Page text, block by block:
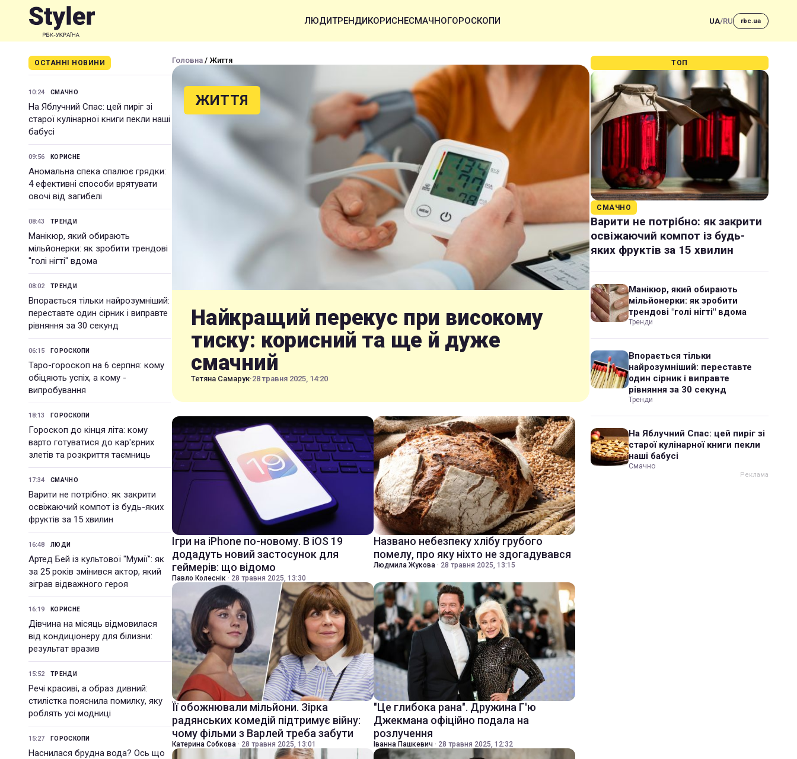
ЛЮДИТРЕНДИКОРИСНЕСМАЧНОГОРОСКОПИ UA/RU rbc.ua
ОСТАННІ НОВИНИ
10:24 СМАЧНО
На Яблучний Спас: цей пиріг зі
старої кулінарної книги пекли наші
бабусі
09:56 КОРИСНЕ
Аномальна спека спалює грядки:
4 ефективні способи врятувати
овочі від загибелі
08:43 ТРЕНДИ
Манікюр, який обирають
мільйонерки: як зробити трендові
"голі нігті" вдома
08:02 ТРЕНДИ
Впорається тільки найрозумніший:
переставте один сірник і виправте
рівняння за 30 секунд
06:15 ГОРОСКОПИ
Таро-гороскоп на 6 серпня: кому
обіцяють успіх, а кому -
випробування
18:13 ГОРОСКОПИ
Гороскоп до кінця літа: кому
варто готуватися до кар'єрних
злетів та розкриття таємниць
17:34 СМАЧНО
Варити не потрібно: як закрити
освіжаючий компот із будь-яких
фруктів за 15 хвилин
16:48 ЛЮДИ
Артед Бей із культової "Мумії": як
за 25 років змінився актор, який
зіграв відважного героя
16:19 КОРИСНЕ
Дівчина на місяць відмовилася
від кондиціонеру для білизни:
результат вразив
15:52 ТРЕНДИ
Речі красиві, а образ дивний:
стилістка пояснила помилку, яку
роблять усі модниці
15:27 ГОРОСКОПИ
Наснилася брудна вода? Ось що
Головна / Життя
ЖИТТЯ
Найкращий перекус при високому
тиску: корисний та ще й дуже
смачний
Тетяна Самарук·28 травня 2025, 14:20
Ігри на iPhone по-новому. В iOS 19
додадуть новий застосунок для
геймерів: що відомо
Павло Колеснік · 28 травня 2025, 13:30
Названо небезпеку хлібу грубого
помелу, про яку ніхто не здогадувався
Людмила Жукова · 28 травня 2025, 13:15
Її обожнювали мільйони. Зірка
радянських комедій підтримує війну:
чому фільми з Варлей треба забути
Катерина Собкова · 28 травня 2025, 13:01
"Це глибока рана". Дружина Г'ю
Джекмана офіційно подала на
розлучення
Іванна Пашкевич · 28 травня 2025, 12:32
ТОП
СМАЧНО
Варити не потрібно: як закрити
освіжаючий компот із будь-
яких фруктів за 15 хвилин
Манікюр, який обирають
мільйонерки: як зробити
трендові "голі нігті" вдома
Тренди
Впорається тільки
найрозумніший: переставте
один сірник і виправте
рівняння за 30 секунд
Тренди
На Яблучний Спас: цей пиріг зі
старої кулінарної книги пекли
наші бабусі
Смачно